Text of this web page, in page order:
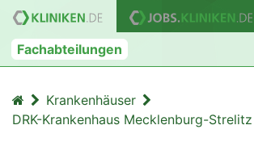
Fachabteilungen
Krankenhäuser
DRK-Krankenhaus Mecklenburg-Strelitz